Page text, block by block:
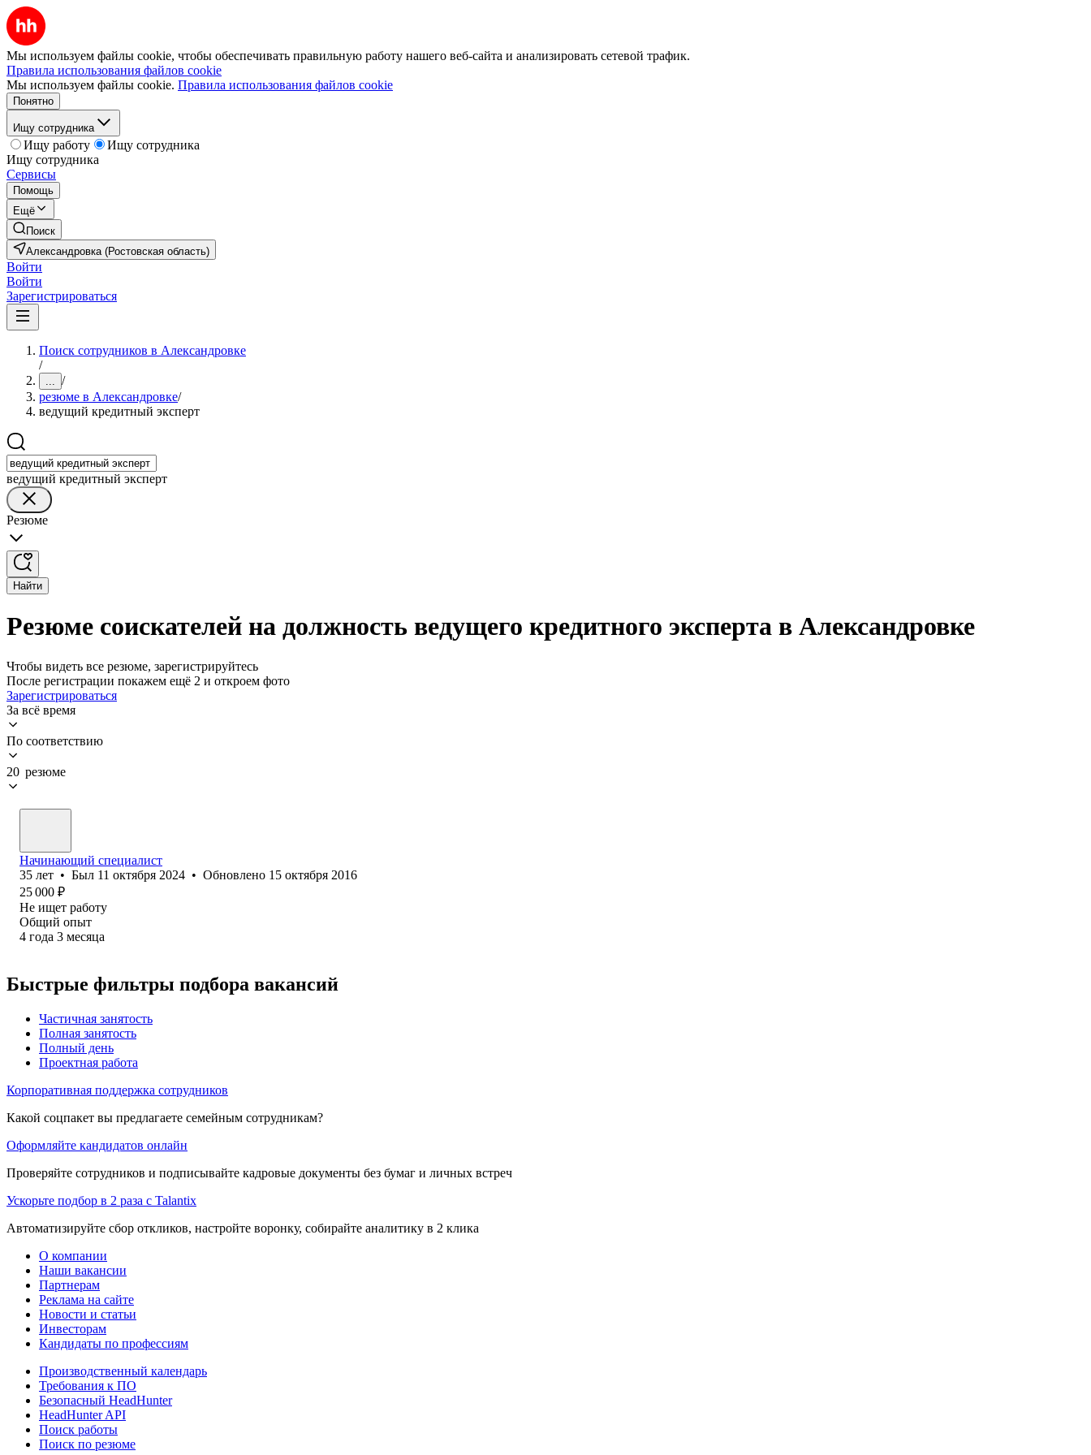
Мы используем файлы cookie, чтобы обеспечивать правильную работу нашего веб-сайта и анализировать сетевой трафик.
Правила использования файлов cookie
Мы используем файлы cookie. Правила использования файлов cookie
Понятно
Ищу сотрудника
Ищу работу
Ищу сотрудника
Ищу сотрудника
Сервисы
Помощь
Ещё
Поиск
Александровка (Ростовская область)
Войти
Войти
Зарегистрироваться
Поиск сотрудников в Александровке
/
... /
резюме в Александровке/
ведущий кредитный эксперт
ведущий кредитный эксперт
Резюме
Найти
Резюме соискателей на должность ведущего кредитного эксперта в Александровке
Чтобы видеть все резюме, зарегистрируйтесь
После регистрации покажем ещё 2 и откроем фото
Зарегистрироваться
За всё время
По соответствию
20 резюме
Начинающий специалист
35 лет • Был 11 октября 2024 • Обновлено 15 октября 2016
25 000 ₽
Не ищет работу
Общий опыт
4 года 3 месяца
Быстрые фильтры подбора вакансий
Частичная занятость
Полная занятость
Полный день
Проектная работа
Корпоративная поддержка сотрудников
Какой соцпакет вы предлагаете семейным сотрудникам?
Оформляйте кандидатов онлайн
Проверяйте сотрудников и подписывайте кадровые документы без бумаг и личных встреч
Ускорьте подбор в 2 раза с Talantix
Автоматизируйте сбор откликов, настройте воронку, собирайте аналитику в 2 клика
О компании
Наши вакансии
Партнерам
Реклама на сайте
Новости и статьи
Инвесторам
Кандидаты по профессиям
Производственный календарь
Требования к ПО
Безопасный HeadHunter
HeadHunter API
Поиск работы
Поиск по резюме